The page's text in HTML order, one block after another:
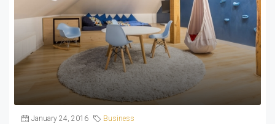
January 24, 2016 Business